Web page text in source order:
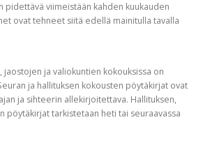
pidettävä viimeistään kahden kuukauden
ovat tehneet siitä edellä mainitulla tavalla
jaostojen ja valiokuntien kokouksissa on
ja hallituksen kokousten pöytäkirjat ovat
ja sihteerin allekirjoitettava. Hallituksen,
pöytäkirjat tarkistetaan heti tai seuraavassa